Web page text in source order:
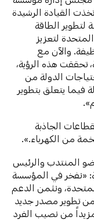
للطاقة النووية: «في عام 2008، اتخذت القيادة الرشيدة
الطاقة
لتعزيز
والآن مع
تحققت هذه الرؤية،
الأربع 25% من احتياجات الدولة من
فيما يتعلق بتطوير
الجاذبة
من الكهرباء.».
المنتدب والرئيس
«نفخر في المؤسسة
المتحدة، ونثمن الدعم
تطوير مصدر جديد
من نصيب الفرد